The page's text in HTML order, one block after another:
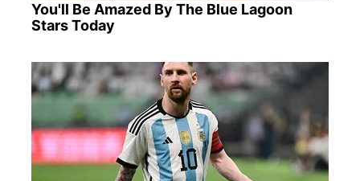
You'll Be Amazed By The Blue Lagoon
Stars Today